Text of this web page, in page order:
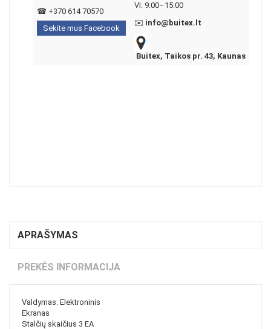
☎ +370 614 70570
Sekite mus Facebook
VI: 9:00–15:00
✉️ info@buitex.lt
Buitex, Taikos pr. 43, Kaunas
APRAŠYMAS
PREKĖS INFORMACIJA
Valdymas: Elektroninis
Ekranas
Stalčių skaičius 3 EA